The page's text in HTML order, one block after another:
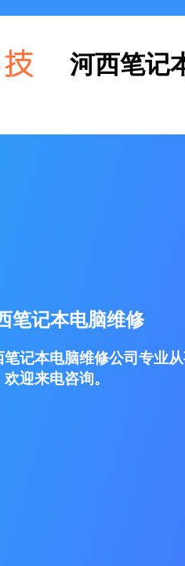
河西笔记
笔记本电脑维修
笔记本电脑维修公司专业
迎来电咨询。